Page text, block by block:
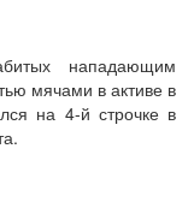
нападающим
мячами в активе в
на 4-й строчке в